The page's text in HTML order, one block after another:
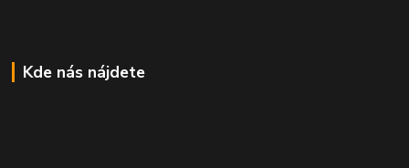
Kde nás nájdete